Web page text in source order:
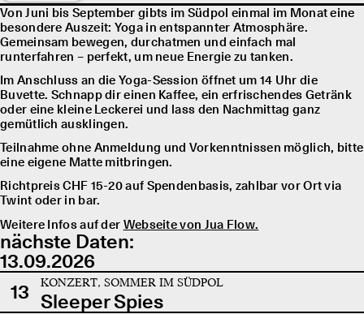
Von Juni bis September gibts im Südpol einmal im Monat eine
besondere Auszeit: Yoga in entspannter Atmosphäre.
Gemeinsam bewegen, durchatmen und einfach mal
runterfahren – perfekt, um neue Energie zu tanken.
Im Anschluss an die Yoga-Session öffnet um 14 Uhr die
Buvette. Schnapp dir einen Kaffee, ein erfrischendes Getränk
oder eine kleine Leckerei und lass den Nachmittag ganz
gemütlich ausklingen.
Teilnahme ohne Anmeldung und Vorkenntnissen möglich, bitte
eine eigene Matte mitbringen.
Richtpreis CHF 15-20 auf Spendenbasis, zahlbar vor Ort via
Twint oder in bar.
Weitere Infos auf der Webseite von Jua Flow.
nächste Daten:
13.09.2026
13
KONZERT, SOMMER IM SÜDPOL
Sleeper Spies